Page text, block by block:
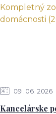
09 06 2026
Kancelárske